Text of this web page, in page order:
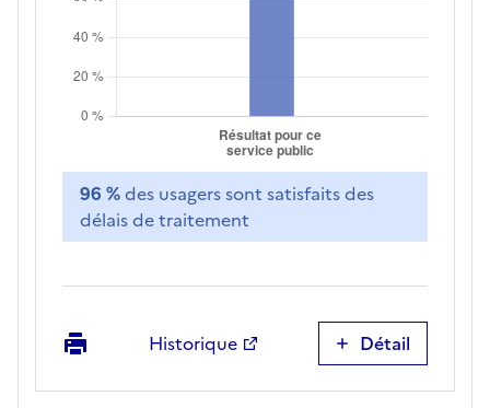
96 %des usagers sont satisfaits des
délais de traitement
ImprimerHistorique Détail
Satisfaction